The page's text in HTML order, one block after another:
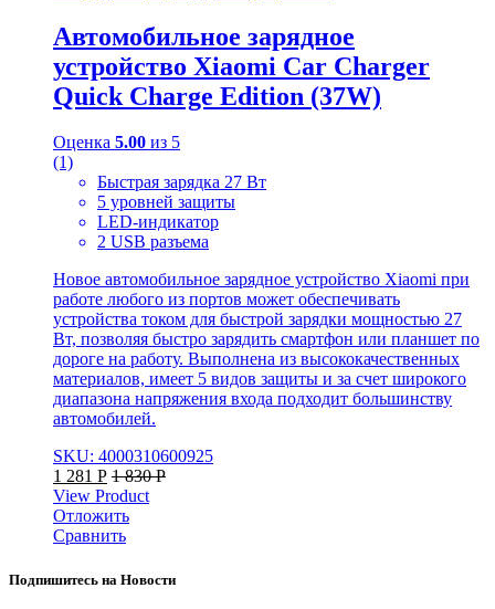
Автомобильное зарядное
устройство Xiaomi Car Charger
Quick Charge Edition (37W)
Оценка 5.00 из 5
(1)
Быстрая зарядка 27 Вт
5 уровней защиты
LED-индикатор
2 USB разъема
Новое автомобильное зарядное устройство Xiaomi при
работе любого из портов может обеспечивать
устройства током для быстрой зарядки мощностью 27
Вт, позволяя быстро зарядить смартфон или планшет по
дороге на работу. Выполнена из высококачественных
материалов, имеет 5 видов защиты и за счет широкого
диапазона напряжения входа подходит большинству
автомобилей.
SKU: 4000310600925
1 281 Р 1 830Р
View Product
Отложить
Сравнить
Подпишитесь на Новости